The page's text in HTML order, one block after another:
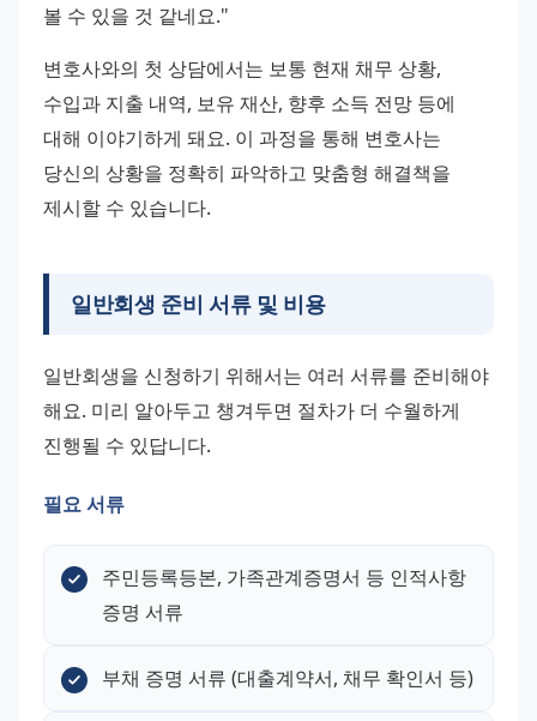
볼 수 있을 것 같네요."
변호사와의 첫 상담에서는 보통 현재 채무 상황,
수입과 지출 내역, 보유 재산, 향후 소득 전망 등에
대해 이야기하게 돼요. 이 과정을 통해 변호사는
당신의 상황을 정확히 파악하고 맞춤형 해결책을
제시할 수 있습니다.
일반회생 준비 서류 및 비용
일반회생을 신청하기 위해서는 여러 서류를 준비해야
해요. 미리 알아두고 챙겨두면 절차가 더 수월하게
진행될 수 있답니다.
필요 서류
주민등록등본, 가족관계증명서 등 인적사항
증명 서류
부채 증명 서류 (대출계약서, 채무 확인서 등)